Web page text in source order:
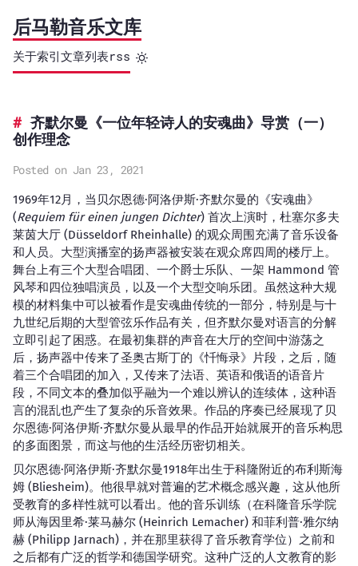
后马勒音乐文库
关于索引文章列表rss
齐默尔曼《一位年轻诗人的安魂曲》导赏（一）
创作理念
Posted on Jan 23, 2021
1969年12月，当贝尔恩德·阿洛伊斯·齐默尔曼的《安魂曲》
(Requiem für einen jungen Dichter) 首次上演时，杜塞尔多夫
莱茵大厅 (Düsseldorf Rheinhalle) 的观众周围充满了音乐设备
和人员。大型演播室的扬声器被安装在观众席四周的楼厅上。
舞台上有三个大型合唱团、一个爵士乐队、一架 Hammond 管
风琴和四位独唱演员，以及一个大型交响乐团。虽然这种大规
模的材料集中可以被看作是安魂曲传统的一部分，特别是与十
九世纪后期的大型管弦乐作品有关，但齐默尔曼对语言的分解
立即引起了困惑。在最初集群的声音在大厅的空间中游荡之
后，扬声器中传来了圣奥古斯丁的《忏悔录》片段，之后，随
着三个合唱团的加入，又传来了法语、英语和俄语的语音片
段，不同文本的叠加似乎融为一个难以辨认的连续体，这种语
言的混乱也产生了复杂的乐音效果。作品的序奏已经展现了贝
尔恩德·阿洛伊斯·齐默尔曼从最早的作品开始就展开的音乐构思
的多面图景，而这与他的生活经历密切相关。
贝尔恩德·阿洛伊斯·齐默尔曼1918年出生于科隆附近的布利斯海
姆 (Bliesheim)。他很早就对普遍的艺术概念感兴趣，这从他所
受教育的多样性就可以看出。他的音乐训练（在科隆音乐学院
师从海因里希·莱马赫尔 (Heinrich Lemacher) 和菲利普·雅尔纳
赫 (Philipp Jarnach)，并在那里获得了音乐教育学位）之前和
之后都有广泛的哲学和德国学研究。这种广泛的人文教育的影